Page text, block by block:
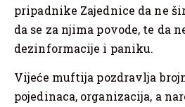
pripadnike Zajednice da ne
da se za njima povode, te da
dezinformacije i paniku.
Vijeće muftija pozdravlja
pojedinaca, organizacija, a